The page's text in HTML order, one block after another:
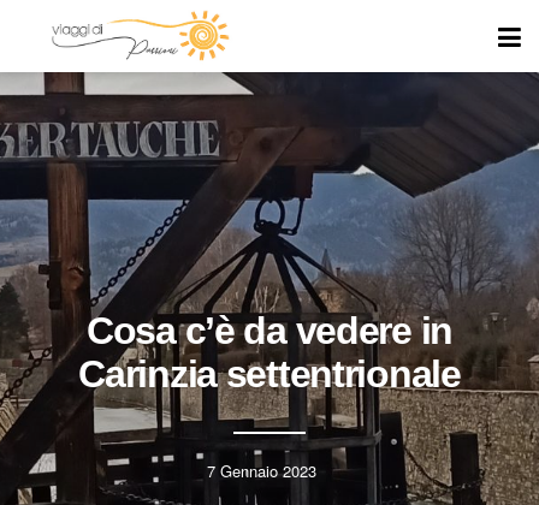
Cosa c’è da vedere in
Carinzia settentrionale
7 Gennaio 2023